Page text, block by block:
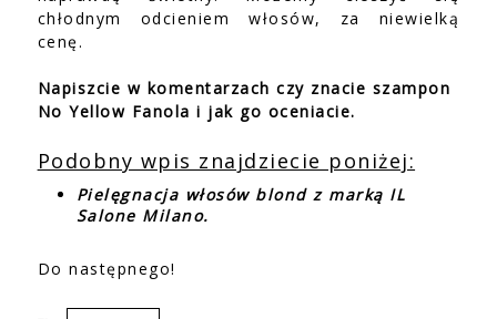
chłodnym odcieniem włosów, za niewielką
cenę.
Napiszcie w komentarzach czy znacie szampon
No Yellow Fanola i jak go oceniacie.
Podobny wpis znajdziecie poniżej:
Pielęgnacja włosów blond z marką IL
Salone Milano.
Do następnego!